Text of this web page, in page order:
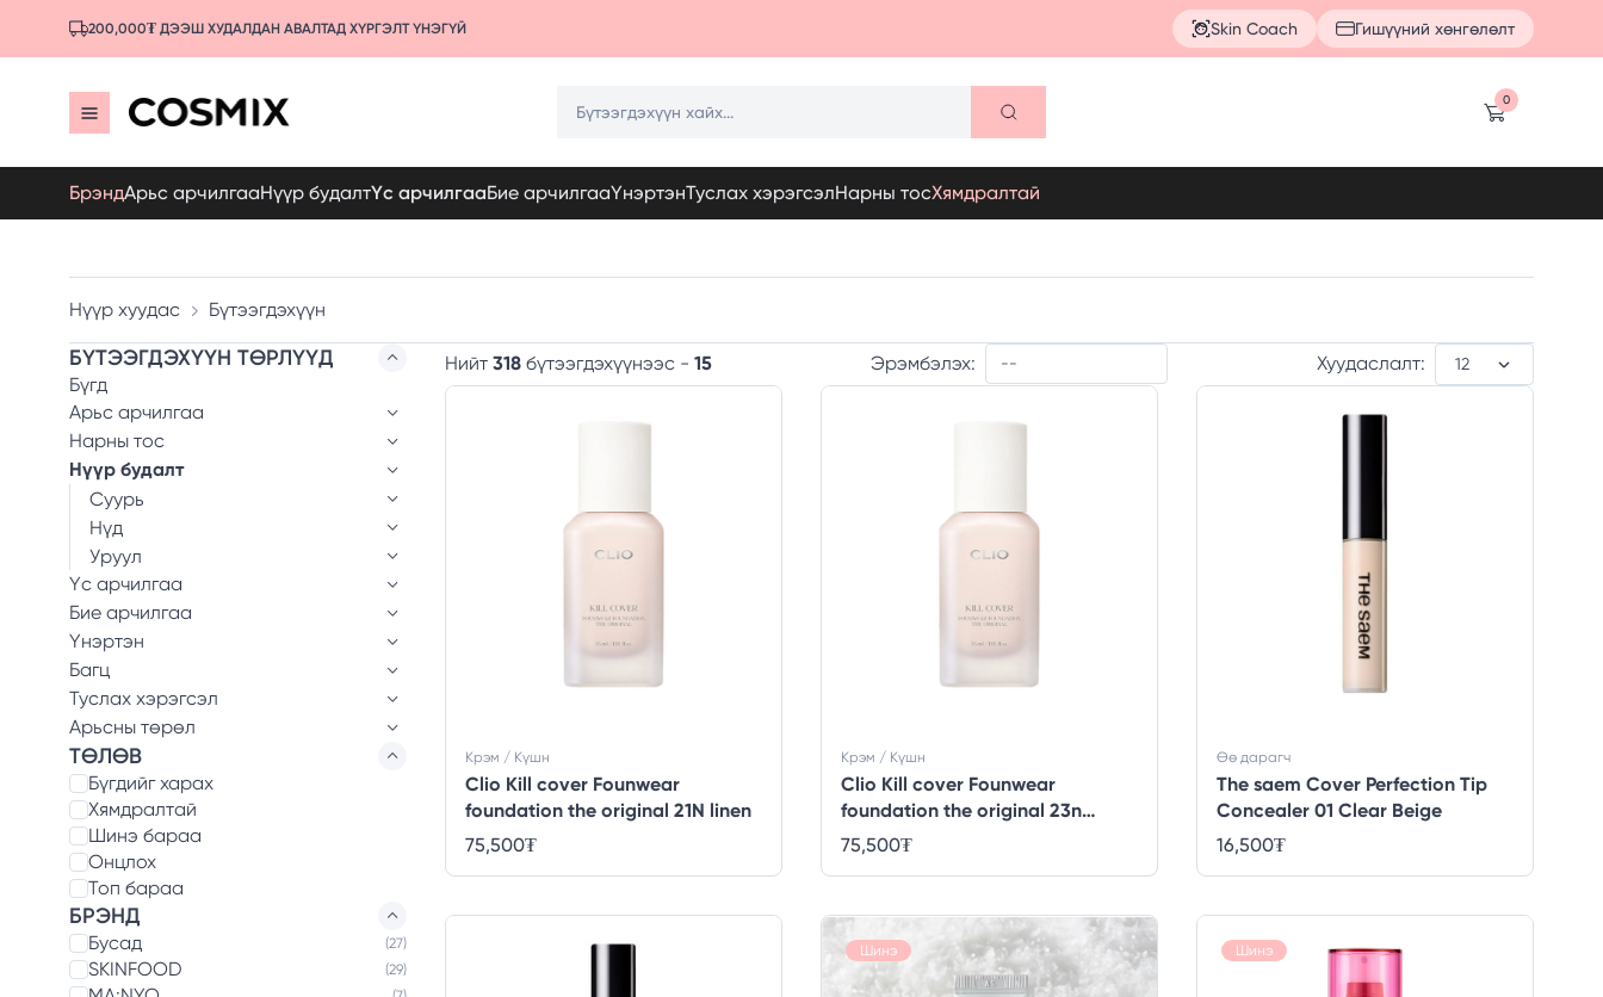
200,000₮ ДЭЭШ ХУДАЛДАН АВАЛТАД ХҮРГЭЛТ ҮНЭГҮЙ Skin Coach Гишүүний хөнгөлөлт
0
БрэндАрьс арчилгааНүүр будалтҮс арчилгааБие арчилгааҮнэртэнТуслах хэрэгсэлНарны тосХямдралтай
Нүүр хуудас Бүтээгдэхүүн
БҮТЭЭГДЭХҮҮН ТӨРЛҮҮД
Бүгд
Арьс арчилгаа
Нарны тос
Нүүр будалт
Суурь
Нүд
Уруул
Үс арчилгаа
Бие арчилгаа
Үнэртэн
Багц
Туслах хэрэгсэл
Арьсны төрөл
ТӨЛӨВ
Бүгдийг харах
Хямдралтай
Шинэ бараа
Онцлох
Топ бараа
БРЭНД
Бусад (27)
SKINFOOD (29)
Нийт 318 бүтээгдэхүүнээс - 15 Эрэмбэлэх: Хуудаслалт:
Clio Kill cover Founwear
foundation the original 21N linen
Крэм / Күшн
75,500₮
Clio Kill cover Founwear
foundation the original 23n
ginger
Крэм / Күшн
75,500₮
The saem Cover Perfection Tip
Concealer 01 Clear Beige
Өө дарагч
16,500₮
Шинэ Шинэ